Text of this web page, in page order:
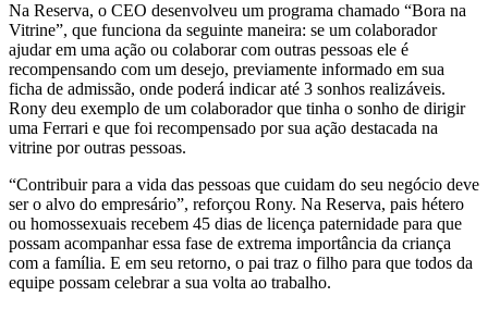
Na Reserva, o CEO desenvolveu um programa chamado “Bora na
Vitrine”, que funciona da seguinte maneira: se um colaborador
ajudar em uma ação ou colaborar com outras pessoas ele é
recompensando com um desejo, previamente informado em sua
ficha de admissão, onde poderá indicar até 3 sonhos realizáveis.
Rony deu exemplo de um colaborador que tinha o sonho de dirigir
uma Ferrari e que foi recompensado por sua ação destacada na
vitrine por outras pessoas.
“Contribuir para a vida das pessoas que cuidam do seu negócio deve
ser o alvo do empresário”, reforçou Rony. Na Reserva, pais hétero
ou homossexuais recebem 45 dias de licença paternidade para que
possam acompanhar essa fase de extrema importância da criança
com a família. E em seu retorno, o pai traz o filho para que todos da
equipe possam celebrar a sua volta ao trabalho.